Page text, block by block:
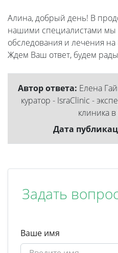
Алина, добрый день! В
нашими специалистами мы
обследования и лечения
Ждем Ваш ответ, будем
Автор ответа: Елена
куратор - IsraClinic -
клиника
Дата
Задать
Ваше имя